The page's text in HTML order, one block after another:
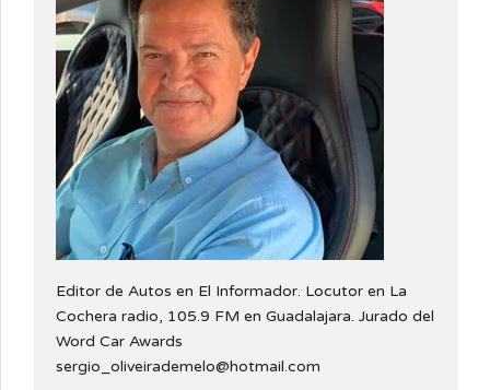
Editor de Autos en El Informador. Locutor en La
Cochera radio, 105.9 FM en Guadalajara. Jurado del
Word Car Awards
sergio_oliveirademelo@hotmail.com